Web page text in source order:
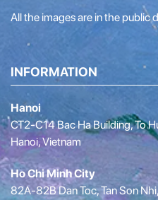
All the images are in the public
INFORMATION
Hanoi
CT2-C14 Bac Ha Building, To
Hanoi, Vietnam
Ho Chi Minh City
82A-82B Dan Toc, Tan Son